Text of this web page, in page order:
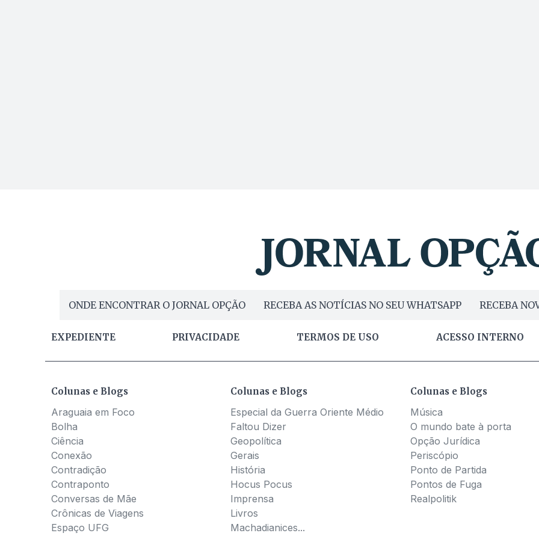
ONDE ENCONTRAR O JORNAL OPÇÃO RECEBA AS NOTÍCIAS NO SEU WHATSAPP RECEBA
EXPEDIENTE PRIVACIDADE TERMOS DE USO ACESSO INTERNO
Colunas e Blogs
Araguaia em Foco
Bolha
Ciência
Conexão
Contradição
Contraponto
Conversas de Mãe
Crônicas de Viagens
Espaço UFG
Colunas e Blogs
Especial da Guerra Oriente Médio
Faltou Dizer
Geopolítica
Gerais
História
Hocus Pocus
Imprensa
Livros
Machadianices...
Colunas e Blogs
Música
O mundo bate à porta
Opção Jurídica
Periscópio
Ponto de Partida
Pontos de Fuga
Realpolitik